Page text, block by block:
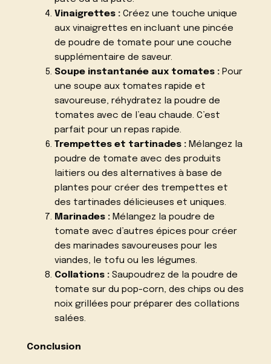
Vinaigrettes :Créez une touche unique
aux vinaigrettes en incluant une pincée
de poudre de tomate pour une couche
supplémentaire de saveur.
Soupe instantanée aux tomates :Pour
une soupe aux tomates rapide et
savoureuse, réhydratez la poudre de
tomates avec de l’eau chaude. C’est
parfait pour un repas rapide.
Trempettes et tartinades :Mélangez la
poudre de tomate avec des produits
laitiers ou des alternatives à base de
plantes pour créer des trempettes et
des tartinades délicieuses et uniques.
Marinades :Mélangez la poudre de
tomate avec d’autres épices pour créer
des marinades savoureuses pour les
viandes, le tofu ou les légumes.
Collations :Saupoudrez de la poudre de
tomate sur du pop-corn, des chips ou des
noix grillées pour préparer des collations
salées.
Conclusion